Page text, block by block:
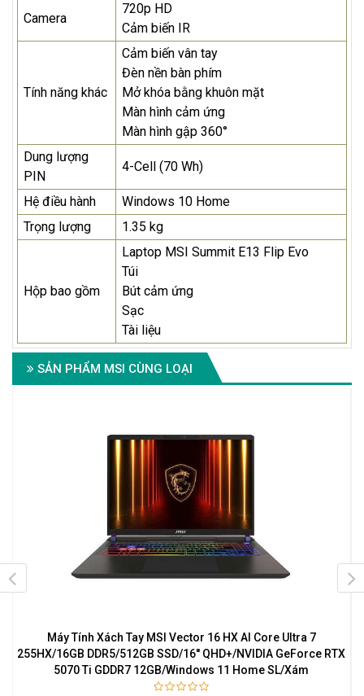
Camera
720p HD
Cảm biến IR
Tính năng khác
Cảm biến vân tay
Đèn nền bàn phím
Mở khóa bằng khuôn mặt
Màn hình cảm ứng
Màn hình gập 360°
Dung lượng
PIN
4-Cell (70 Wh)
Hệ điều hành
Windows 10 Home
Trọng lượng
1.35 kg
Hộp bao gồm
Laptop MSI Summit E13 Flip Evo
Túi
Bút cảm ứng
Sạc
Tài liệu
SẢN PHẨM MSI CÙNG LOẠI
Máy Tính Xách Tay MSI Vector 16 HX AI Core Ultra 7
255HX/16GB DDR5/512GB SSD/16'' QHD+/NVIDIA GeForce RTX
5070 Ti GDDR7 12GB/Windows 11 Home SL/Xám